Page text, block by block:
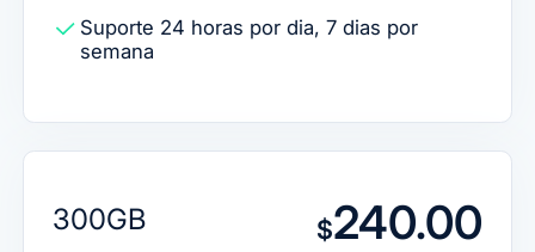
Suporte 24 horas por dia, 7 dias por
semana
300GB $240.00